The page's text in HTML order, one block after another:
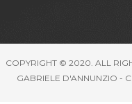
COPYRIGHT © 2020. ALL
GABRIELE D'ANNUNZIO -